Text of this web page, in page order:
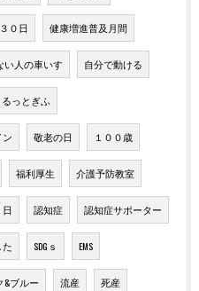
０日 健康増進普及月間
い人の車いす 自分で動ける
るっとぎふ
敬老の日 １００歳
福利厚生 介護予防教室
認知症 認知症サポーター
SDGｓ EMS
&ブルー 流産 死産